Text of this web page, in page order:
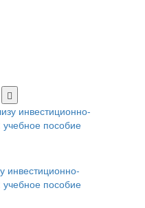
инвестиционно-
пособие